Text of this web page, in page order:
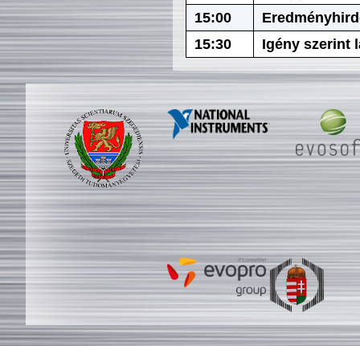
15:00
15:30
Igény szerint